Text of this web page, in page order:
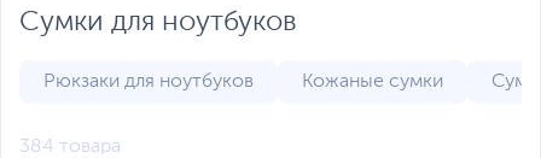
Сумки для ноутбуков
Рюкзаки для ноутбуков Кожаные сумки
384 товара